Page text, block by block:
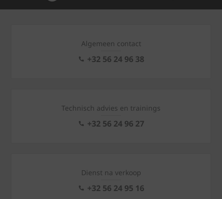
Algemeen contact
+32 56 24 96 38
Technisch advies en trainings
+32 56 24 96 27
Dienst na verkoop
+32 56 24 95 16